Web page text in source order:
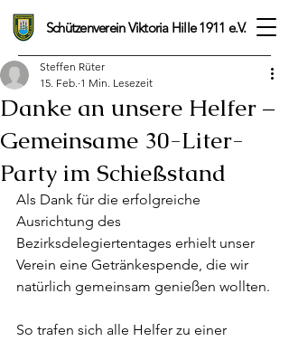
Schützenverein Viktoria Hille 1911 e.V.
Danke an unsere Helfer –
Gemeinsame 30-Liter-
Party im Schießstand
Steffen Rüter
15. Feb. 1 Min. Lesezeit
Als Dank für die erfolgreiche
Ausrichtung des
Bezirksdelegiertentages erhielt unser
Verein eine Getränkespende, die wir
natürlich gemeinsam genießen wollten.
So trafen sich alle Helfer zu einer